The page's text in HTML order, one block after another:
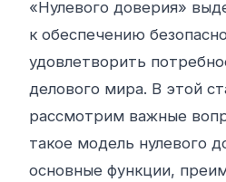
«Нулевого доверия»
к обеспечению
удовлетворить
делового мира. В этой
рассмотрим важные
такое модель нулевого
основные функции,